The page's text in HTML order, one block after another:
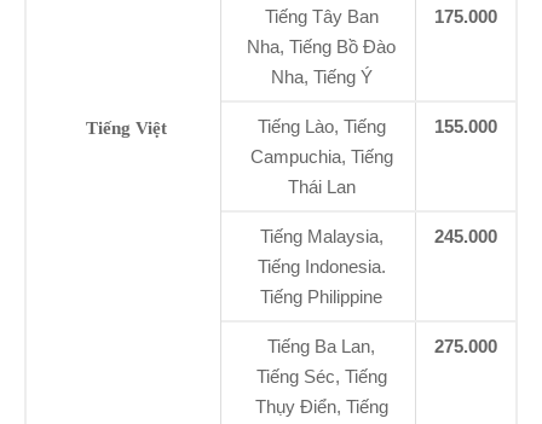
Tiếng Việt
Tiếng Tây Ban
Nha, Tiếng Bồ Đào
Nha, Tiếng Ý
175.000
Tiếng Lào, Tiếng
Campuchia, Tiếng
Thái Lan
155.000
Tiếng Malaysia,
Tiếng Indonesia.
Tiếng Philippine
245.000
Tiếng Ba Lan,
Tiếng Séc, Tiếng
Thụy Điển, Tiếng
275.000